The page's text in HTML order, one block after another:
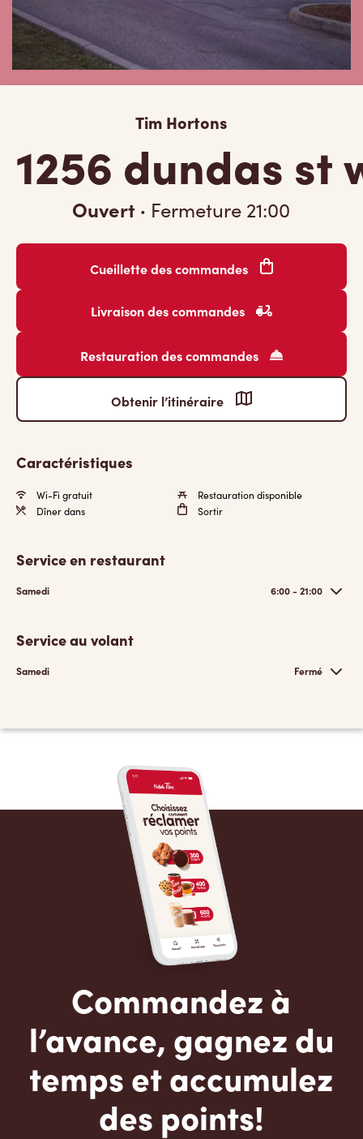
Tim Hortons
1256 dundas st
Ouvert · Fermeture 21:00
Cueillette des commandes
Livraison des commandes
Restauration des commandes
Obtenir l’itinéraire
Caractéristiques
Wi-Fi gratuit
Restauration disponible
Dîner dans
Sortir
Service en restaurant
Samedi 6:00 - 21:00
Service au volant
Samedi Fermé
Commandez à
l’avance, gagnez du
temps et accumulez
des points!